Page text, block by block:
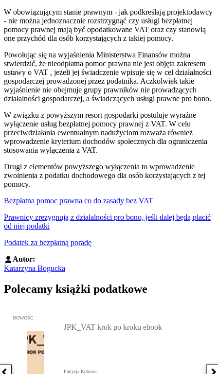
W obowiązującym stanie prawnym - jak podkreślają projektodawcy
- nie można jednoznacznie rozstrzygnąć czy usługi bezpłatnej
pomocy prawnej mają być opodatkowane VAT oraz czy stanowią
one przychód dla osób korzystających z takiej pomocy.
Powołując się na wyjaśnienia Ministerstwa Finansów można
stwierdzić, że nieodpłatna pomoc prawna nie jest objęta zakresem
ustawy o VAT , jeżeli jej świadczenie wpisuje się w cel działalności
gospodarczej prowadzonej przez podatnika. Aczkolwiek takie
wyjaśnienie nie obejmuje grupy prawników nie prowadzących
działalności gospodarczej, a świadczących usługi prawne pro bono.
W związku z powyższym resort gospodarki postuluje wyraźne
wyłączenie usług bezpłatnej pomocy prawnej z VAT. W celu
przeciwdziałania ewentualnym nadużyciom rozważa również
wprowadzenie kryterium dochodów społecznych dla ograniczenia
stosowania wyłączenia z VAT.
Drugi z elementów powyższego wyłączenia to wprowadzenie
zwolnienia z podatku dochodowego dla osób korzystających z tej
pomocy.
Bezpłatna pomoc prawna co do zasady bez VAT
Prawnicy zrezygnują z działalności pro bono, jeśli dalej będą płacić
od niej podatki
Podatek za bezpłatną poradę
Autor:
Katarzyna Bogucka
Polecamy książki podatkowe
Przejdź do: JPK_VAT krok po kroku ebook, Patrycja Kubiesa -
NOWOŚĆ
JPK_VAT krok po kroku ebook
Patrycja Kubiesa